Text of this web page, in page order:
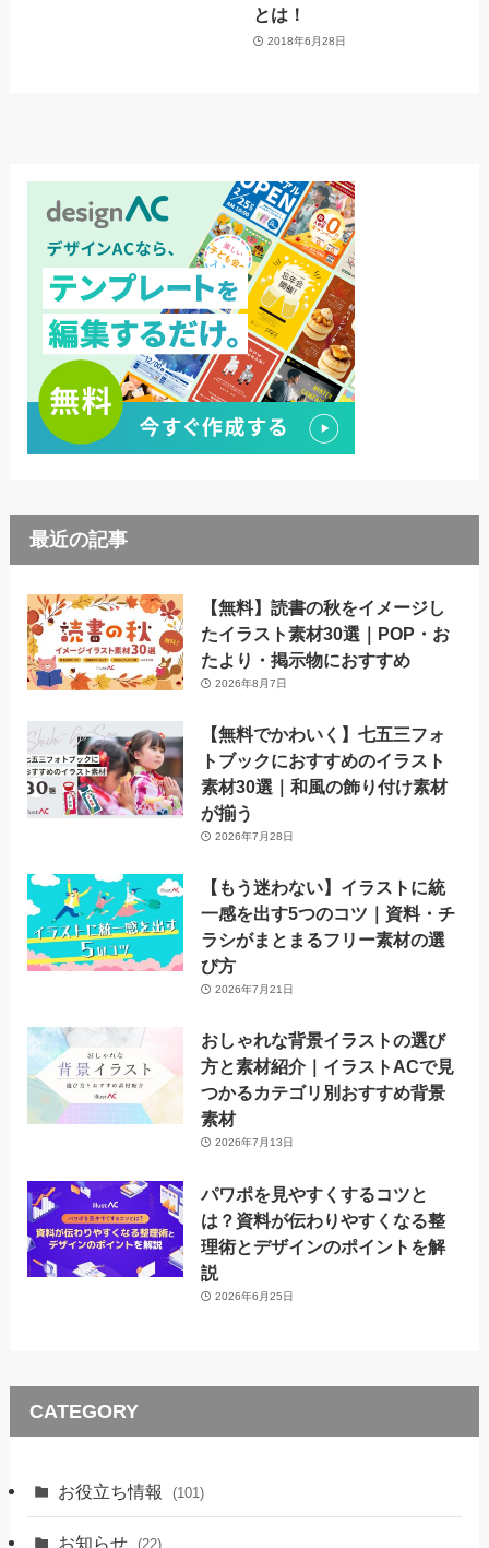
とは！
2018年6月28日
最近の記事
【無料】読書の秋をイメージし
たイラスト素材30選｜POP・お
たより・掲示物におすすめ
2026年8月7日
【無料でかわいく】七五三フォ
トブックにおすすめのイラスト
素材30選｜和風の飾り付け素材
が揃う
2026年7月28日
【もう迷わない】イラストに統
一感を出す5つのコツ｜資料・チ
ラシがまとまるフリー素材の選
び方
2026年7月21日
おしゃれな背景イラストの選び
方と素材紹介｜イラストACで見
つかるカテゴリ別おすすめ背景
素材
2026年7月13日
パワポを見やすくするコツと
は？資料が伝わりやすくなる整
理術とデザインのポイントを解
説
2026年6月25日
CATEGORY
お役立ち情報 (101)
お知らせ (22)